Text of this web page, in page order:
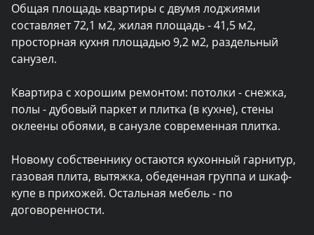
Общая площадь квартиры с двумя лоджиями
составляет 72,1 м2, жилая площадь - 41,5 м2,
просторная кухня площадью 9,2 м2, раздельный
санузел.
Квартира с хорошим ремонтом: потолки - снежка,
полы - дубовый паркет и плитка (в кухне), стены
оклеены обоями, в санузле современная плитка.
Новому собственнику остаются кухонный гарнитур,
газовая плита, вытяжка, обеденная группа и шкаф-
купе в прихожей. Остальная мебель - по
договоренности.